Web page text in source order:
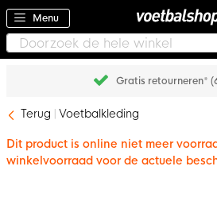
Menu
Gratis retourneren*
Terug Voetbalkleding
Dit product is online niet meer
winkelvoorraad voor de actuele